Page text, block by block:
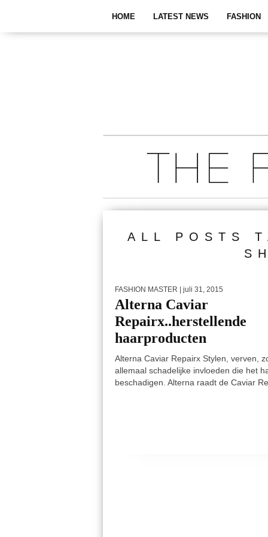
HOME LATEST NEWS FASHION
ALL POSTS
FASHION MASTER | juli 31, 2015
Alterna Caviar
Repairx..herstellende
haarproducten
Alterna Caviar Repairx Stylen, verven,
allemaal schadelijke invloeden die het
beschadigen. Alterna raadt de Caviar